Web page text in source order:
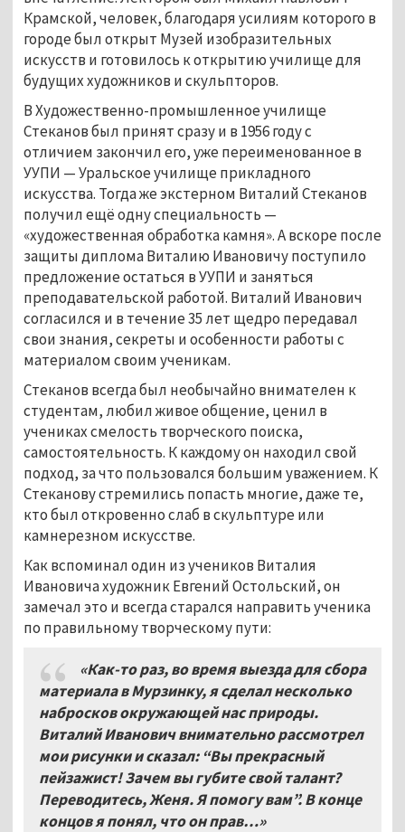
Крамской, человек, благодаря усилиям которого в
городе был открыт Музей изобразительных
искусств и готовилось к открытию училище для
будущих художников и скульпторов.
В Художественно-промышленное училище
Стеканов был принят сразу и в 1956 году с
отличием закончил его, уже переименованное в
УУПИ — Уральское училище прикладного
искусства. Тогда же экстерном Виталий Стеканов
получил ещё одну специальность —
«художественная обработка камня». А вскоре после
защиты диплома Виталию Ивановичу поступило
предложение остаться в УУПИ и заняться
преподавательской работой. Виталий Иванович
согласился и в течение 35 лет щедро передавал
свои знания, секреты и особенности работы с
материалом своим ученикам.
Стеканов всегда был необычайно внимателен к
студентам, любил живое общение, ценил в
учениках смелость творческого поиска,
самостоятельность. К каждому он находил свой
подход, за что пользовался большим уважением. К
Стеканову стремились попасть многие, даже те,
кто был откровенно слаб в скульптуре или
камнерезном искусстве.
Как вспоминал один из учеников Виталия
Ивановича художник Евгений Остольский, он
замечал это и всегда старался направить ученика
по правильному творческому пути:
«Как-то раз, во время выезда для сбора
материала в Мурзинку, я сделал несколько
набросков окружающей нас природы.
Виталий Иванович внимательно рассмотрел
мои рисунки и сказал: “Вы прекрасный
пейзажист! Зачем вы губите свой талант?
Переводитесь, Женя. Я помогу вам”. В конце
концов я понял, что он прав…»